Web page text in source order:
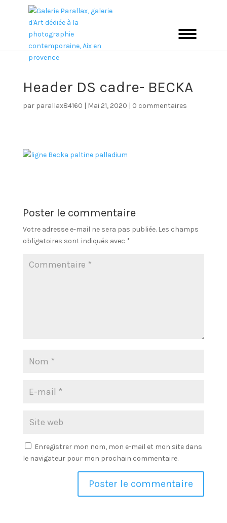
Header DS cadre- BECKA
par parallax84160 | Mai 21, 2020 | 0 commentaires
Poster le commentaire
Votre adresse e-mail ne sera pas publiée. Les champs
obligatoires sont indiqués avec *
Enregistrer mon nom, mon e-mail et mon site dans
le navigateur pour mon prochain commentaire.